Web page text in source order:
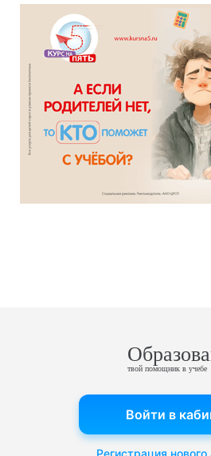
твой помощник в учебе
Войти в
Регистрация нового